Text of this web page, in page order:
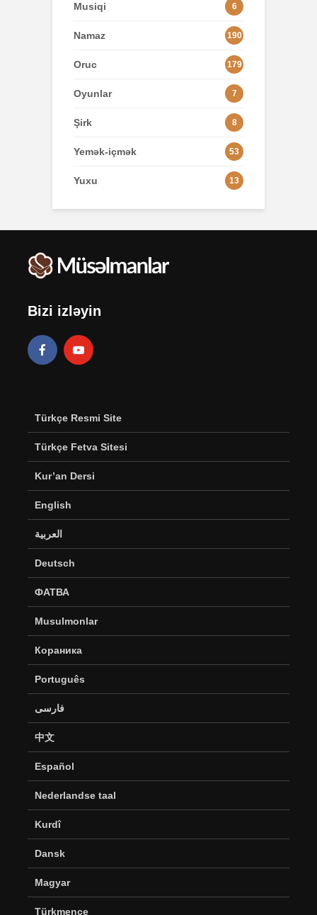
Musiqi 6
Namaz 190
Oruc 179
Oyunlar 7
Şirk 8
Yemək-içmək 53
Yuxu 13
Bizi izləyin
Türkçe Resmi Site
Türkçe Fetva Sitesi
Kur’an Dersi
English
العربية
Deutsch
ФАТВА
Musulmonlar
Кораника
Português
فارسی
中文
Español
Nederlandse taal
Kurdî
Dansk
Magyar
Türkmence